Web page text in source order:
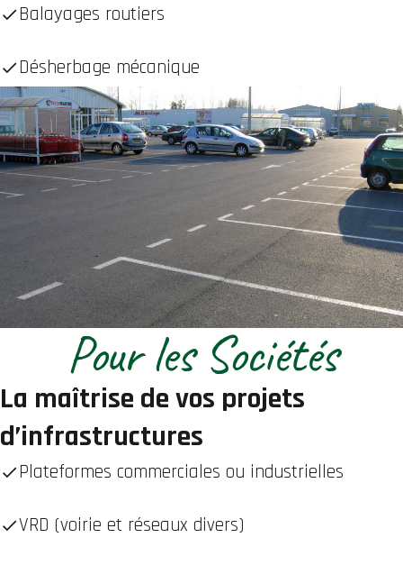
Balayages routiers
Désherbage mécanique
Pour les Sociétés
La maîtrise de vos projets
d’infrastructures
Plateformes commerciales ou industrielles
VRD (voirie et réseaux divers)